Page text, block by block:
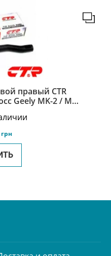
правый CTR
Geely MK-2 / MK
грн